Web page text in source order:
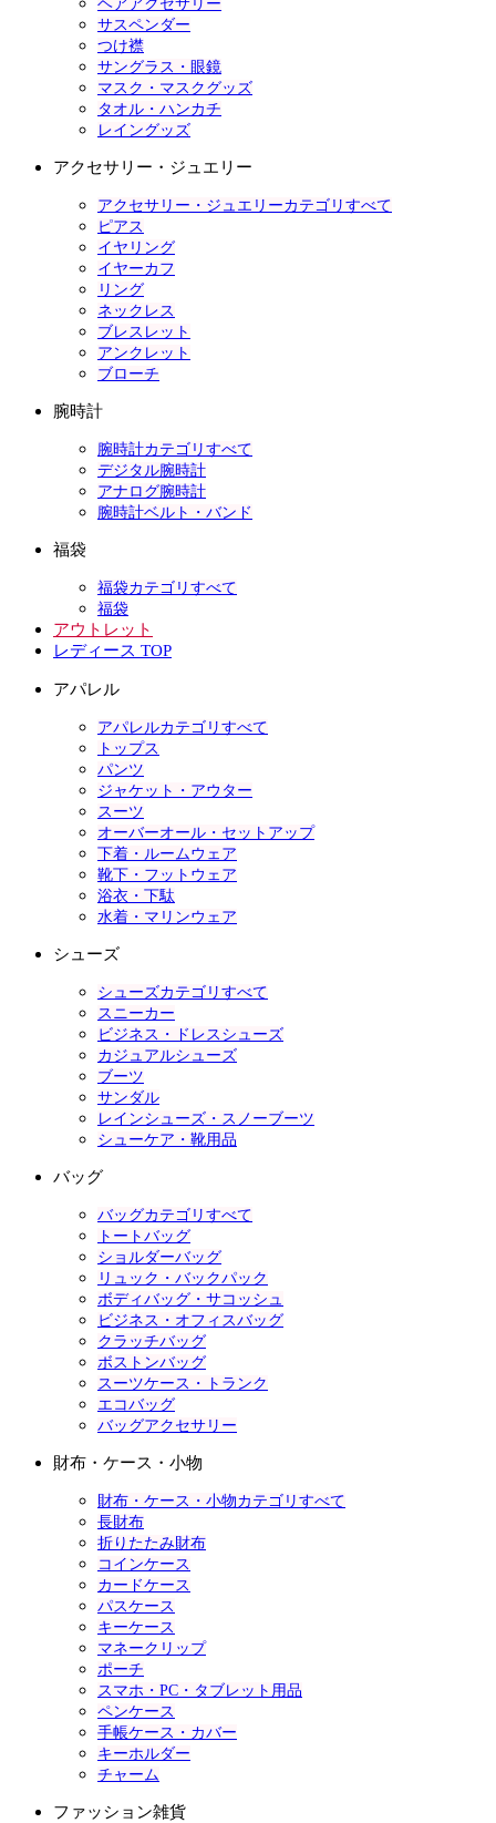
ヘアアクセサリー
サスペンダー
つけ襟
サングラス・眼鏡
マスク・マスクグッズ
タオル・ハンカチ
レイングッズ
アクセサリー・ジュエリー
アクセサリー・ジュエリーカテゴリすべて
ピアス
イヤリング
イヤーカフ
リング
ネックレス
ブレスレット
アンクレット
ブローチ
腕時計
腕時計カテゴリすべて
デジタル腕時計
アナログ腕時計
腕時計ベルト・バンド
福袋
福袋カテゴリすべて
福袋
アウトレット
レディース TOP
アパレル
アパレルカテゴリすべて
トップス
パンツ
ジャケット・アウター
スーツ
オーバーオール・セットアップ
下着・ルームウェア
靴下・フットウェア
浴衣・下駄
水着・マリンウェア
シューズ
シューズカテゴリすべて
スニーカー
ビジネス・ドレスシューズ
カジュアルシューズ
ブーツ
サンダル
レインシューズ・スノーブーツ
シューケア・靴用品
バッグ
バッグカテゴリすべて
トートバッグ
ショルダーバッグ
リュック・バックパック
ボディバッグ・サコッシュ
ビジネス・オフィスバッグ
クラッチバッグ
ボストンバッグ
スーツケース・トランク
エコバッグ
バッグアクセサリー
財布・ケース・小物
財布・ケース・小物カテゴリすべて
長財布
折りたたみ財布
コインケース
カードケース
パスケース
キーケース
マネークリップ
ポーチ
スマホ・PC・タブレット用品
ペンケース
手帳ケース・カバー
キーホルダー
チャーム
ファッション雑貨